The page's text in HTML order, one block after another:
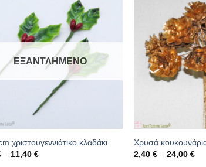
ΕΞΑΝΤΛΗΜΈΝΟ
χριστουγεννιάτικο κλαδάκι
– 11,40€Price
Χρυσά
2,40€ – 24,00€